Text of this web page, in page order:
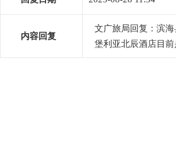
内容回复
文广旅局回复：滨
堡利亚北辰酒店目